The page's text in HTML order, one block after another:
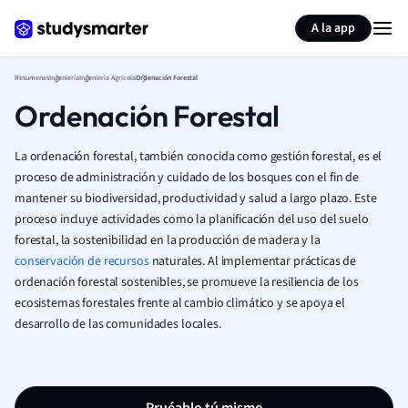
A la app
ResumenesIngenieríaIngeniería AgrícolaOrdenación Forestal
Ordenación Forestal
La ordenación forestal, también conocida como gestión forestal, es el
proceso de administración y cuidado de los bosques con el fin de
mantener su biodiversidad, productividad y salud a largo plazo. Este
proceso incluye actividades como la planificación del uso del suelo
forestal, la sostenibilidad en la producción de madera y la
conservación de recursosnaturales. Al implementar prácticas de
ordenación forestal sostenibles, se promueve la resiliencia de los
ecosistemas forestales frente al cambio climático y se apoya el
desarrollo de las comunidades locales.
Resumir página